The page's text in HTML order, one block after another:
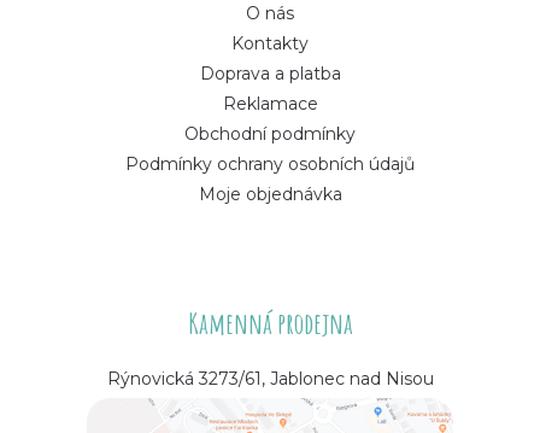
O nás
Kontakty
Doprava a platba
Reklamace
Obchodní podmínky
Podmínky ochrany osobních údajů
Moje objednávka
Kamenná prodejna
Rýnovická 3273/61, Jablonec nad Nisou